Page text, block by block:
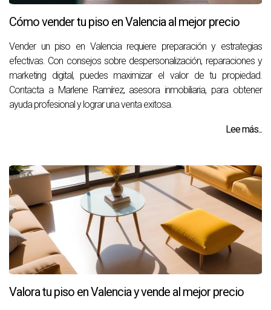
Cómo vender tu piso en Valencia al mejor precio
Vender un piso en Valencia requiere preparación y estrategias
efectivas. Con consejos sobre despersonalización, reparaciones y
marketing digital, puedes maximizar el valor de tu propiedad.
Contacta a Marlene Ramírez, asesora inmobiliaria, para obtener
ayuda profesional y lograr una venta exitosa.
Lee más...
Valora tu piso en Valencia y vende al mejor precio